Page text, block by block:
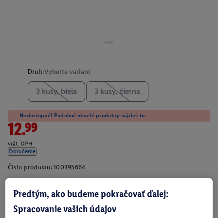
Druh:Vyberte variant
3 kusy, biela 3 kusy, čierna
Nedostupné! Podobné skvelé produkty nájdeš tu.
12.99
vrát. DPH
Doručenie
Číslo produktu: 100395664
O produkte
Predtým, ako budeme pokračovať ďalej:
Spracovanie vašich údajov